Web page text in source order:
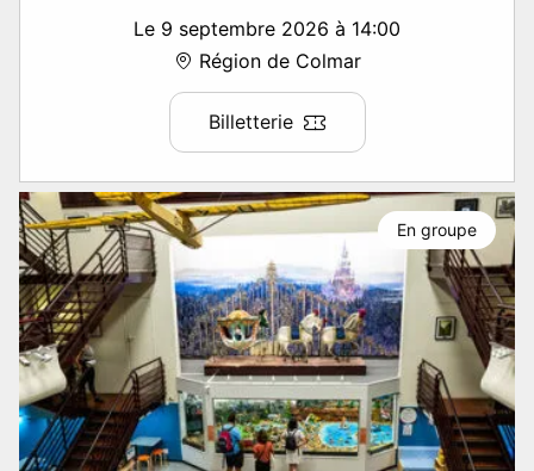
Le 9 septembre 2026 à 14:00
Région de Colmar
Billetterie
En groupe